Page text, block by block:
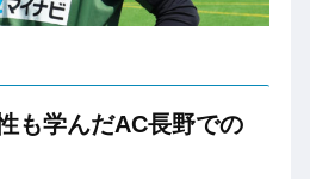
も学んだAC長野での